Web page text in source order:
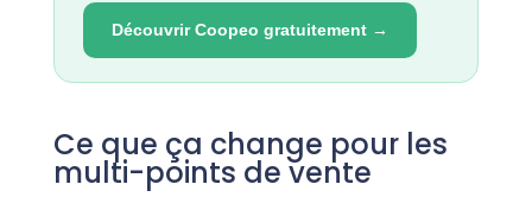
Découvrir Coopeo gratuitement →
Ce que ça change pour les
multi-points de vente